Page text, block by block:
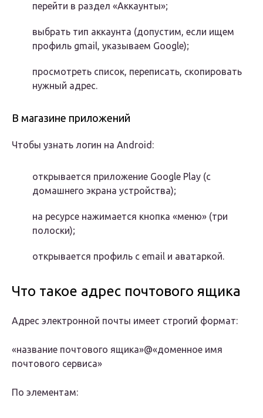
перейти в раздел «Аккаунты»;
выбрать тип аккаунта (допустим, если ищем
профиль gmail, указываем Google);
просмотреть список, переписать, скопировать
нужный адрес.
В магазине приложений
Чтобы узнать логин на Android:
открывается приложение Google Play (с
домашнего экрана устройства);
на ресурсе нажимается кнопка «меню» (три
полоски);
открывается профиль с email и аватаркой.
Что такое адрес почтового ящика
Адрес электронной почты имеет строгий формат:
«название почтового ящика»@«доменное имя
почтового сервиса»
По элементам: